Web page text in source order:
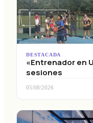
DESTACADA
«Entrenador en
sesiones
05/08/2026